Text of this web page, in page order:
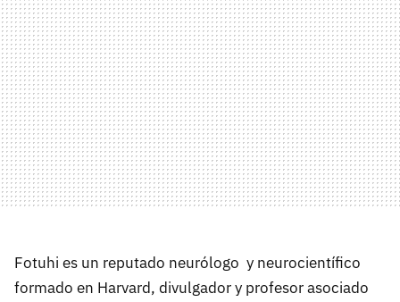
Fotuhi es un reputado neurólogo y neurocientífico
formado en Harvard, divulgador y profesor asociado